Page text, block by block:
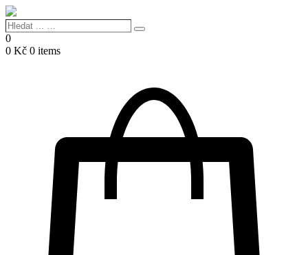
Hledat
...
…
Search
0
0 Kč 0 items